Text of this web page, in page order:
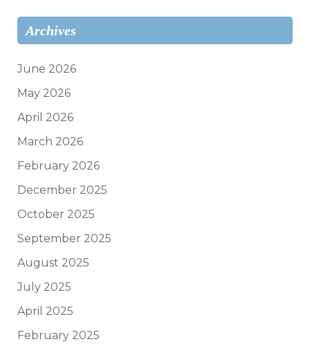
Archives
June 2026
May 2026
April 2026
March 2026
February 2026
December 2025
October 2025
September 2025
August 2025
July 2025
April 2025
February 2025